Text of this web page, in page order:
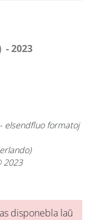
2023
- elsendfluo formatoj
2023
disponebla laŭ